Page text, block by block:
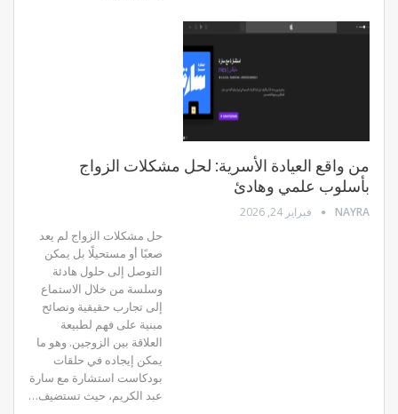
من واقع العيادة الأسرية: لحل مشكلات الزواج
بأسلوب علمي وهادئ
NAYRA فبراير 24, 2026
حل مشكلات الزواج لم يعد
صعبًا أو مستحيلًا بل يمكن
التوصل إلى حلول هادئة
وسلسة من خلال الاستماع
إلى تجارب حقيقية ونصائح
مبنية على فهم لطبيعة
العلاقة بين الزوجين. وهو ما
يمكن إيجاده في حلقات
بودكاست استشارة مع سارة
عبد الكريم، حيث تستضيف…